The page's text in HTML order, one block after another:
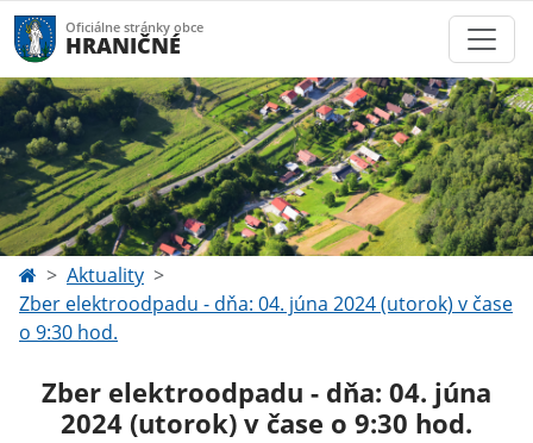
Oficiálne stránky obce
HRANIČNÉ
Aktuality
Zber elektroodpadu - dňa: 04. júna 2024 (utorok) v čase
o 9:30 hod.
Zber elektroodpadu - dňa: 04. júna
2024 (utorok) v čase o 9:30 hod.